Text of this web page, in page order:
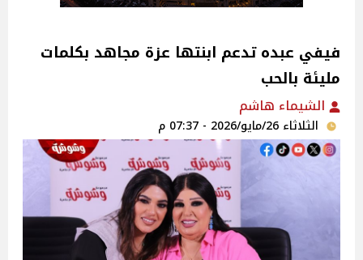
فيفي عبده تدعم ابنتها عزة مجاهد بكلمات
مليئة بالحب
الشيماء هاشم
الثلاثاء 26/مايو/2026 - 07:37 م